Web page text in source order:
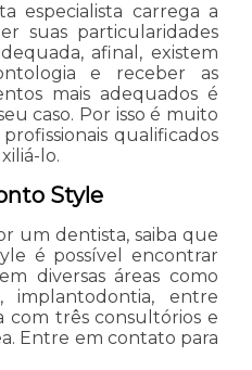
especialista carrega a
suas particularidades
afinal, existem
e receber as
mais adequados é
caso. Por isso é muito
qualificados
lo.
Style
um dentista, saiba que
é possível encontrar
diversas áreas como
implantodontia, entre
com três consultórios e
Entre em contato para